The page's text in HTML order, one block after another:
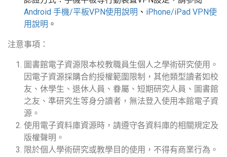
Android 手機/平板VPN使用說明 、 iPhone/iPad VPN使
用說明 。
注意事項：
圖書館電子資源限本校教職員生個人之學術研究使用。
因電子資源採購合約授權範圍限制，其他類型讀者如校
友、休學生、退休人員、眷屬、短期研究人員、圖書館
之友、準研究生等身分讀者，無法登入使用本館電子資
源。
使用電子資料庫資源時，請遵守各資料庫的相關規定及
版權聲明。
限於個人學術研究或教學目的使用，不得有商業行為。